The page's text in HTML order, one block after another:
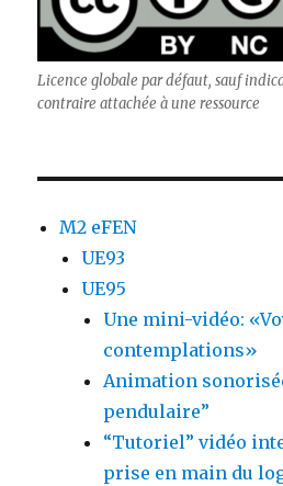
Licence globale par défaut, sauf
contraire attachée à une ressource
M2 eFEN
UE93
UE95
Une mini-vidéo:
contemplations»
Animation
pendulaire”
“Tutoriel” vidéo
prise en main du